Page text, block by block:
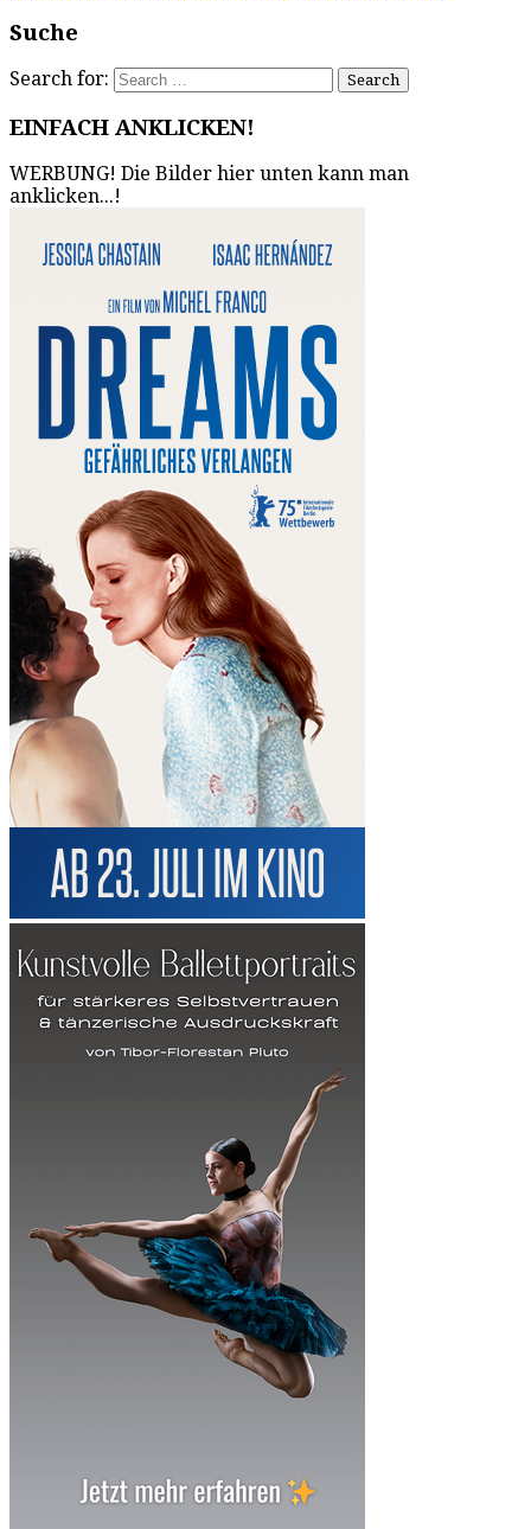
Suche
Search for:
EINFACH ANKLICKEN!
WERBUNG! Die Bilder hier unten kann man
anklicken...!